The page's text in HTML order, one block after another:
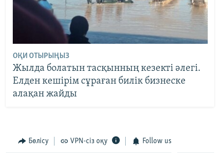
ОҚИ ОТЫРЫҢЫЗ
Жылда болатын тасқынның кезекті әлегі.
Елден кешірім сұраған билік бизнеске
алақан жайды
Бөлісу VPN-сіз оқу Follow us